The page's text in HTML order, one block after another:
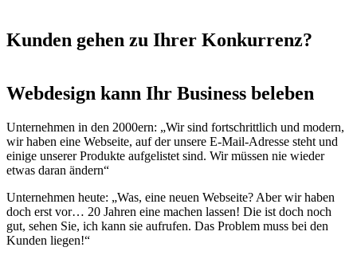
Kunden gehen zu Ihrer Konkurrenz?
Webdesign kann Ihr Business beleben
Unternehmen in den 2000ern: „Wir sind fortschrittlich und modern,
wir haben eine Webseite, auf der unsere E-Mail-Adresse steht und
einige unserer Produkte aufgelistet sind. Wir müssen nie wieder
etwas daran ändern“
Unternehmen heute: „Was, eine neuen Webseite? Aber wir haben
doch erst vor… 20 Jahren eine machen lassen! Die ist doch noch
gut, sehen Sie, ich kann sie aufrufen. Das Problem muss bei den
Kunden liegen!“